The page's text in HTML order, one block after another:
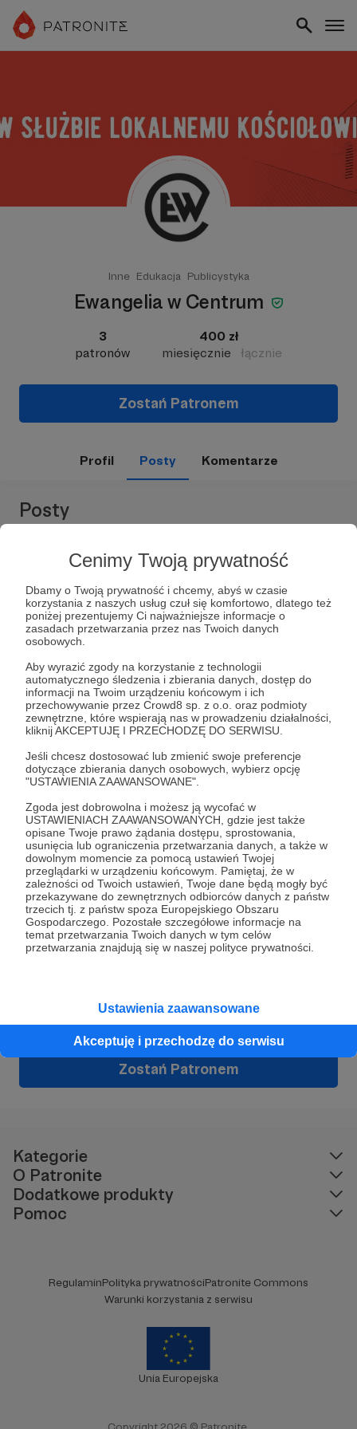
Cenimy Twoją prywatność
Dbamy o Twoją prywatność i chcemy, abyś w czasie
korzystania z naszych usług czuł się komfortowo, dlatego też
poniżej prezentujemy Ci najważniejsze informacje o
zasadach przetwarzania przez nas Twoich danych
osobowych.
Aby wyrazić zgody na korzystanie z technologii
automatycznego śledzenia i zbierania danych, dostęp do
informacji na Twoim urządzeniu końcowym i ich
przechowywanie przez Crowd8 sp. z o.o. oraz podmioty
zewnętrzne, które wspierają nas w prowadzeniu działalności,
kliknij AKCEPTUJĘ I PRZECHODZĘ DO SERWISU.
Jeśli chcesz dostosować lub zmienić swoje preferencje
dotyczące zbierania danych osobowych, wybierz opcję
"USTAWIENIA ZAAWANSOWANE".
Zgoda jest dobrowolna i możesz ją wycofać w
USTAWIENIACH ZAAWANSOWANYCH, gdzie jest także
opisane Twoje prawo żądania dostępu, sprostowania,
usunięcia lub ograniczenia przetwarzania danych, a także w
dowolnym momencie za pomocą ustawień Twojej
przeglądarki w urządzeniu końcowym. Pamiętaj, że w
zależności od Twoich ustawień, Twoje dane będą mogły być
przekazywane do zewnętrznych odbiorców danych z państw
trzecich tj. z państw spoza Europejskiego Obszaru
Gospodarczego. Pozostałe szczegółowe informacje na
temat przetwarzania Twoich danych w tym celów
przetwarzania znajdują się w naszej polityce prywatności.
Ustawienia zaawansowane
Akceptuję i przechodzę do serwisu
Inne Edukacja Publicystyka
Ewangelia w Centrum
3
patronów
400 zł
miesięcznie
łącznie
Zostań Patronem
Profil Posty Komentarze
Posty
Lista postów jest pusta
Dołącz do grona Patronów!
Wesprzyj działalność Autora
Zostań Patronem
Kategorie
O Patronite
Dodatkowe produkty
Pomoc
RegulaminPolityka prywatnościPatronite Commons
Warunki korzystania z serwisu
Unia Europejska
Copyright 2026 © Patronite.